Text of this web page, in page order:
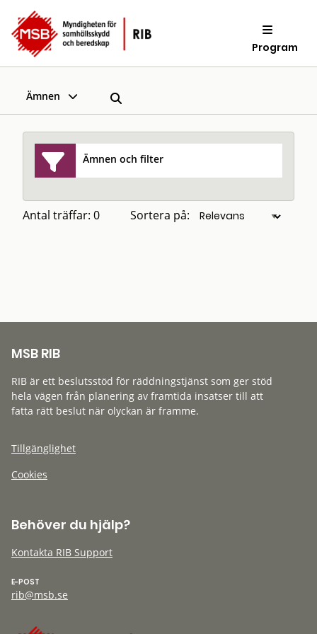
Program
Ämnen
Ämnen och filter
Antal träffar: 0 Sortera på:
MSB RIB
RIB är ett beslutsstöd för räddningstjänst som ger stöd
hela vägen från planering av framtida insatser till att
fatta rätt beslut när olyckan är framme.
Tillgänglighet
Cookies
Behöver du hjälp?
Kontakta RIB Support
E-POST
rib@msb.se